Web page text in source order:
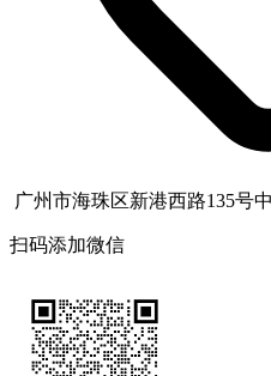
广州市海珠区新港西路135号
扫码添加微信